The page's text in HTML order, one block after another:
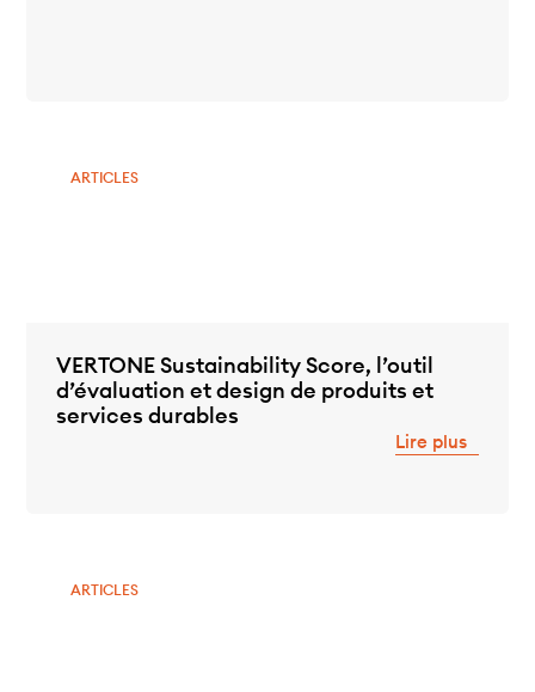
ARTICLES
VERTONE Sustainability Score, l’outil
d’évaluation et design de produits et
services durables
Lire plus
ARTICLES